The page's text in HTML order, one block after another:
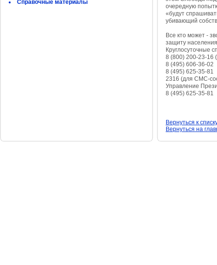
Справочные материалы
очередную
«будут
убивающий
Все кто может -
защиту
Круглосуточные
8 (800) 200-23-16
8 (495) 606-36-02
8 (495) 625-35-81
2316 (для СМС-
Управление
8 (495) 625-35-81
Вернуться к
Вернуться на